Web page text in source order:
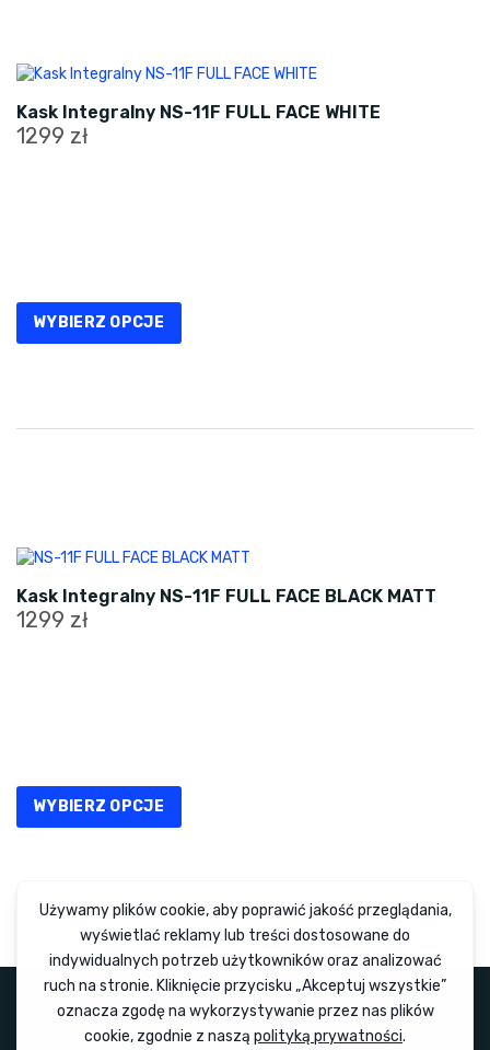
Kask Integralny NS-11F FULL FACE WHITE
1299 zł
WYBIERZ OPCJE
wariantów.
Opcje
można
produktu
Kask Integralny NS-11F FULL FACE BLACK MATT
1299 zł
WYBIERZ OPCJE
wariantów.
Opcje
można
produktu
© Moto Therapy 2026 | Wszelkie prawa zastrzeżone
Polityka prywatności|Regulamin sklepu|Regulamin wypożyczalni